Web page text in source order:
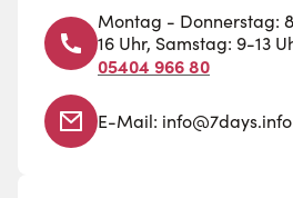
Montag - Donnerstag:
16 Uhr, Samstag: 9-13
05404 966 80
E-Mail: info@7days.info